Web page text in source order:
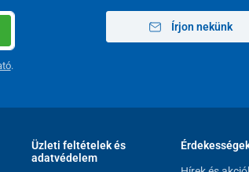
Írjon nekünk
.
Üzleti feltételek és
adatvédelem